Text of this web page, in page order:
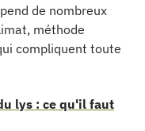
de nombreux
méthode
compliquent toute
lys : ce qu'il faut